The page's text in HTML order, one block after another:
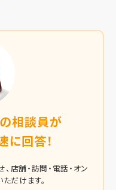
相談員が
に回答！
店舗・訪問・電話・オン
だけます。